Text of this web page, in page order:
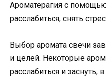
Ароматерапия с
расслабиться, снять
Выбор аромата свечи
и целей. Некоторые
расслабиться и заснуть,